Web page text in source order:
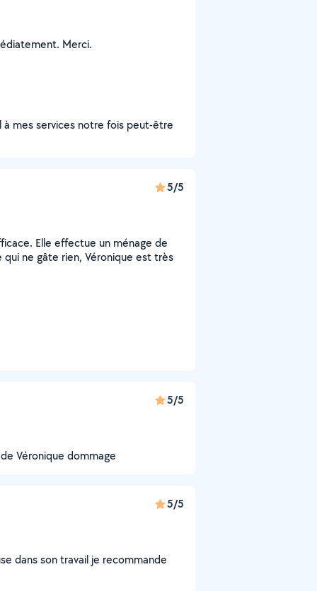
Merci.
à mes services notre fois peut-être
5/5
Elle effectue un ménage de
ne gâte rien, Véronique est très
5/5
Véronique dommage
5/5
dans son travail je recommande